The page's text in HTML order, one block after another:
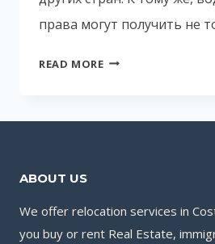
права могут получить не
READ MOREКАК
ПРАВА
ABOUT US
We offer relocation services in
you buy or rent Real Estate,